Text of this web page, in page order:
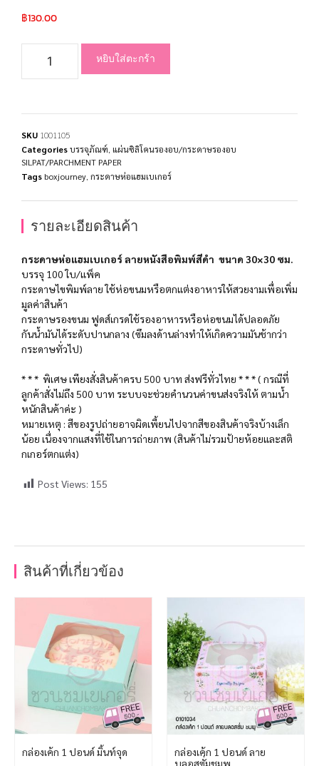
฿130.00
หยิบใส่ตะกร้า
SKU 1001105
Categoriesบรรจุภัณฑ์ แผ่นซิลิโคนรองอบ/กระดาษรองอบ
SILPAT/PARCHMENT PAPER
Tags boxjourney กระดาษห่อแฮมเบเกอร์
รายละเอียดสินค้า
กระดาษห่อแฮมเบเกอร์ ลายหนังสือพิมพ์สีดำ ขนาด 30×30 ซม.
บรรจุ 100 ใบ/แพ็ค
กระดาษไขพิมพ์ลาย ใช้ห่อขนมหรือตกแต่งอาหารให้สวยงามเพื่อเพิ่ม
มูลค่าสินค้า
กระดาษรองขนม ฟูดส์เกรดใช้รองอาหารหรือห่อขนมได้ปลอดภัย
กันน้ำมันได้ระดับปานกลาง (ซึมลงด้านล่างทำให้เกิดความมันช้ากว่า
กระดาษทั่วไป)
* * * พิเศษ เพียงสั่งสินค้าครบ 500 บาท ส่งฟรีทั่วไทย * * * ( กรณีที่
ลูกค้าสั่งไม่ถึง 500 บาท ระบบจะช่วยคำนวนค่าขนส่งจริงให้ ตามน้ำ
หนักสินค้าค่ะ )
หมายเหตุ : สีของรูปถ่ายอาจผิดเพี้ยนไปจากสีของสินค้าจริงบ้างเล็ก
น้อย เนื่องจากแสงที่ใช้ในการถ่ายภาพ (สินค้าไม่รวมป้ายห้อยและสติ
กเกอร์ตกแต่ง)
Post Views: 155
สินค้าที่เกี่ยวข้อง
กล่องเค้ก 1 ปอนด์ มิ้นท์จุด
กล่องเค้ก 1 ปอนด์ ลาย
บลอสซั่มชมพู